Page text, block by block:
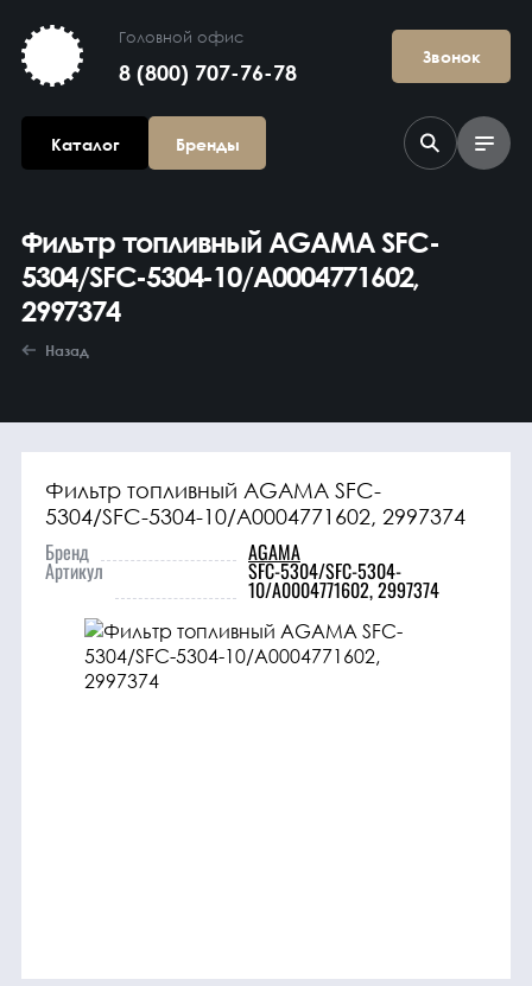
Головной офис
8 (800) 707-76-78
Звонок
Каталог Бренды
Агрегаты в
сборе
Гидравлика и
трансмиссия
ГСМ
Детали
Фильтр топливный AGAMA SFC-
5304/SFC-5304-10/A0004771602,
2997374
Назад
Фильтр топливный AGAMA SFC-
5304/SFC-5304-10/A0004771602, 2997374
Бренд AGAMA
Артикул SFC-5304/SFC-5304-
10/A0004771602, 2997374